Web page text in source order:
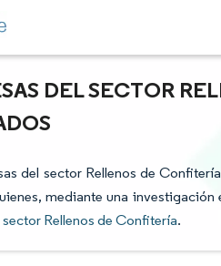
DEL SECTOR
del sector Rellenos de
mediante una
sector Rellenos de Confitería.